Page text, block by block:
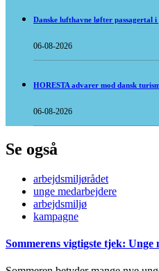
Danske lufthavne løfter passagertal
06-08-2026
HORESTA advarer mod dansk
06-08-2026
Se også
arbejdsmiljørådet
unge medarbejdere
arbejdsmiljø
kampagne
Sommerens vigtigste tjek: Unge